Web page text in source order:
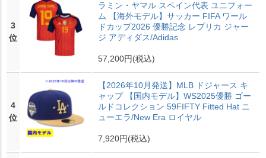
3
位
ラミン・ヤマル スペイン代表 ユニフォー
ム 【海外モデル】サッカー FIFA ワール
ドカップ2026 優勝記念 レプリカ ジャー
ジ アディダス/Adidas
57,200円(税込)
4
位
【2026年10月発送】MLB ドジャース キ
ャップ 【国内モデル】WS2025優勝 ゴー
ルドコレクション 59FIFTY Fitted Hat ニ
ューエラ/New Era ロイヤル
7,920円(税込)